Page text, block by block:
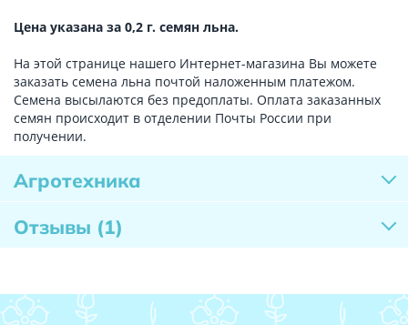
Цена указана за 0,2 г. семян льна.
На этой странице нашего Интернет-магазина Вы можете
заказать семена льна почтой наложенным платежом.
Семена высылаются без предоплаты. Оплата заказанных
семян происходит в отделении Почты России при
получении.
Агротехника
Отзывы (1)